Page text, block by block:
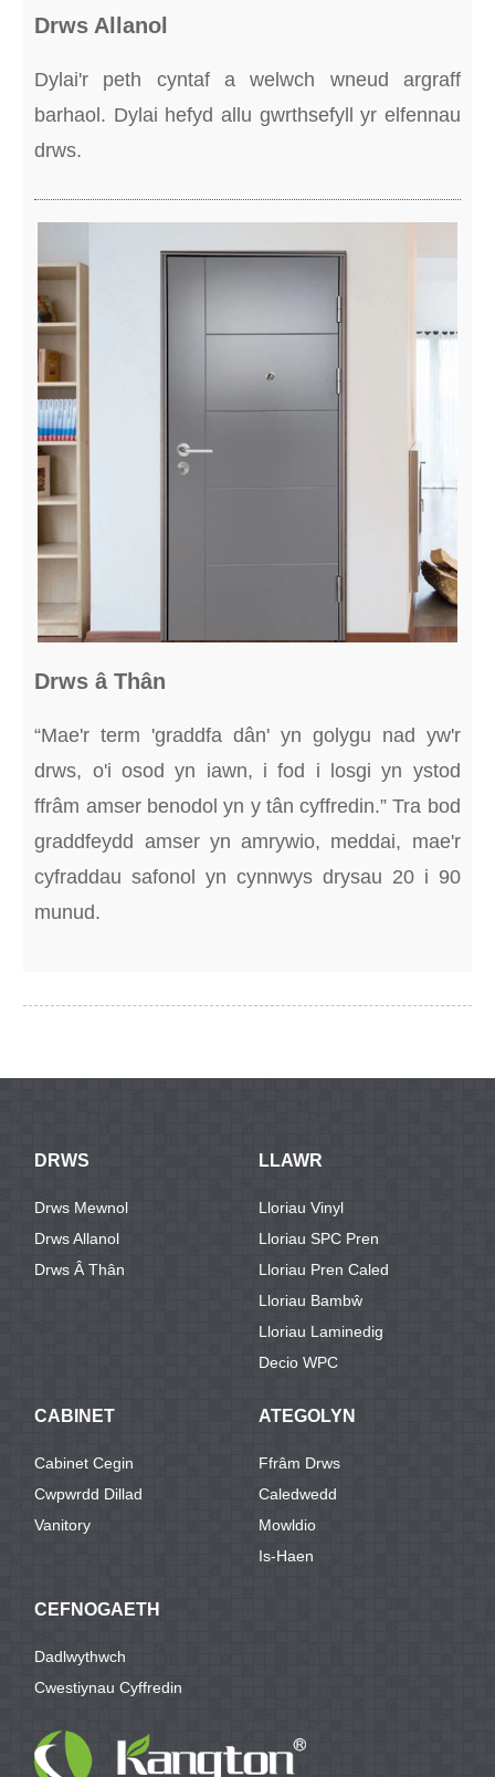
Drws Allanol
Dylai'r peth cyntaf a welwch wneud argraff
barhaol. Dylai hefyd allu gwrthsefyll yr elfennau
drws.
Drws â Thân
“Mae'r term 'graddfa dân' yn golygu nad yw'r
drws, o'i osod yn iawn, i fod i losgi yn ystod
ffrâm amser benodol yn y tân cyffredin.” Tra bod
graddfeydd amser yn amrywio, meddai, mae'r
cyfraddau safonol yn cynnwys drysau 20 i 90
munud.
DRWS
Drws Mewnol
Drws Allanol
Drws Â Thân
LLAWR
Lloriau Vinyl
Lloriau SPC Pren
Lloriau Pren Caled
Lloriau Bambŵ
Lloriau Laminedig
Decio WPC
CABINET
Cabinet Cegin
Cwpwrdd Dillad
Vanitory
ATEGOLYN
Ffrâm Drws
Caledwedd
Mowldio
Is-Haen
CEFNOGAETH
Dadlwythwch
Cwestiynau Cyffredin